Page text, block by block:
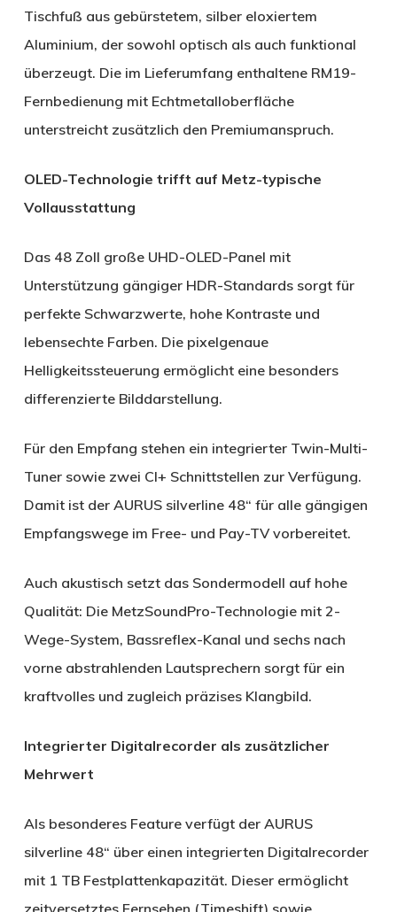
Tischfuß aus gebürstetem, silber eloxiertem
Aluminium, der sowohl optisch als auch funktional
überzeugt. Die im Lieferumfang enthaltene RM19-
Fernbedienung mit Echtmetalloberfläche
unterstreicht zusätzlich den Premiumanspruch.
OLED-Technologie trifft auf Metz-typische
Vollausstattung
Das 48 Zoll große UHD-OLED-Panel mit
Unterstützung gängiger HDR-Standards sorgt für
perfekte Schwarzwerte, hohe Kontraste und
lebensechte Farben. Die pixelgenaue
Helligkeitssteuerung ermöglicht eine besonders
differenzierte Bilddarstellung.
Für den Empfang stehen ein integrierter Twin-Multi-
Tuner sowie zwei CI+ Schnittstellen zur Verfügung.
Damit ist der AURUS silverline 48“ für alle gängigen
Empfangswege im Free- und Pay-TV vorbereitet.
Auch akustisch setzt das Sondermodell auf hohe
Qualität: Die MetzSoundPro-Technologie mit 2-
Wege-System, Bassreflex-Kanal und sechs nach
vorne abstrahlenden Lautsprechern sorgt für ein
kraftvolles und zugleich präzises Klangbild.
Integrierter Digitalrecorder als zusätzlicher
Mehrwert
Als besonderes Feature verfügt der AURUS
silverline 48“ über einen integrierten Digitalrecorder
mit 1 TB Festplattenkapazität. Dieser ermöglicht
zeitversetztes Fernsehen (Timeshift) sowie